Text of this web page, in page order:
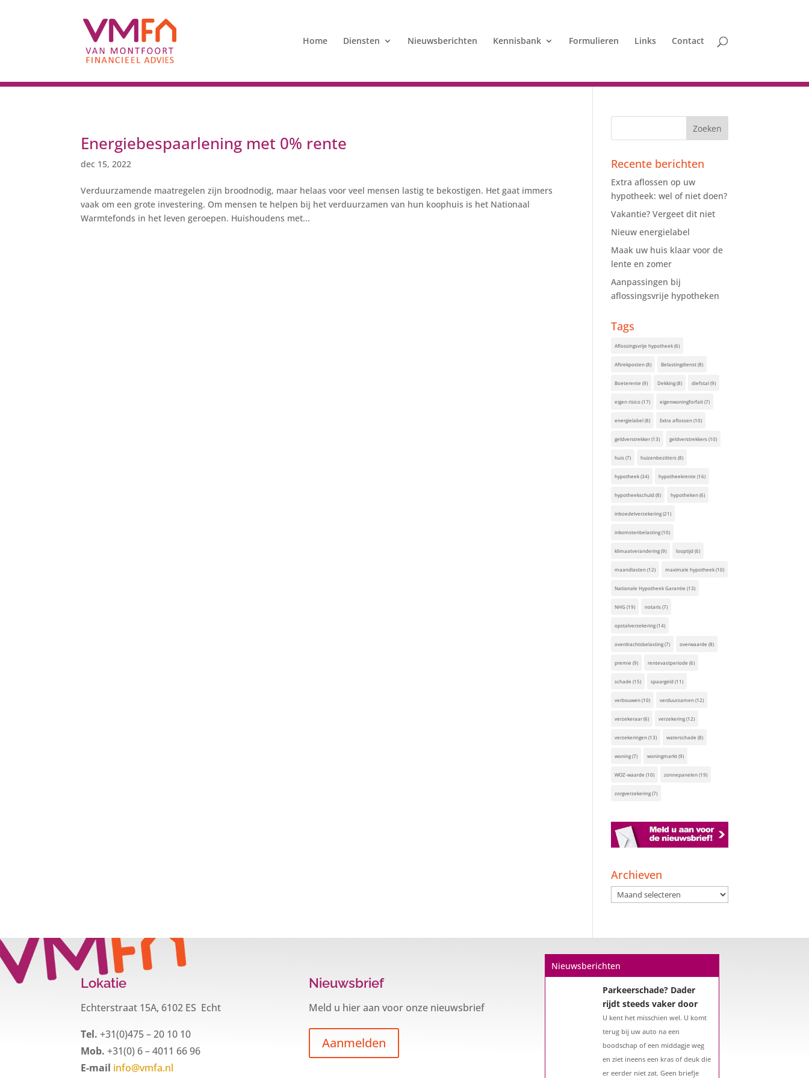
Home Diensten Nieuwsberichten Kennisbank Formulieren Links Contact
Energiebespaarlening met 0% rente
dec 15, 2022
Verduurzamende maatregelen zijn broodnodig, maar helaas voor veel mensen lastig te bekostigen. Het gaat immers
vaak om een grote investering. Om mensen te helpen bij het verduurzamen van hun koophuis is het Nationaal
Warmtefonds in het leven geroepen. Huishoudens met...
Recente berichten
Extra aflossen op uw
hypotheek: wel of niet doen?
Vakantie? Vergeet dit niet
Nieuw energielabel
Maak uw huis klaar voor de
lente en zomer
Aanpassingen bij
aflossingsvrije hypotheken
Tags
Aflossingsvrije hypotheek(6)
Aftrekposten(8) Belastingdienst(8)
Boeterente (9) Dekking(8) diefstal(9)
eigen risico(17) eigenwoningforfait(7)
energielabel(8) Extra aflossen(10)
geldverstrekker(13) geldverstrekkers(10)
huis(7) huizenbezitters(8)
hypotheek(34) hypotheekrente (16)
hypotheekschuld(8) hypotheken(6)
inboedelverzekering(21)
inkomstenbelasting(10)
klimaatverandering(9) looptijd(6)
maandlasten(12) maximale hypotheek(10)
Nationale Hypotheek Garantie (13)
NHG(19) notaris(7)
opstalverzekering(14)
overdrachtsbelasting(7) overwaarde (8)
premie (9) rentevastperiode (6)
schade (15) spaargeld(11)
verbouwen(10) verduurzamen(12)
verzekeraar(6) verzekering(12)
verzekeringen(13) waterschade (8)
woning(7) woningmarkt(9)
WOZ-waarde (10) zonnepanelen(19)
zorgverzekering(7)
Archieven
Archieven
Lokatie
Echterstraat 15A, 6102 ES Echt
Tel. +31(0)475 – 20 10 10
Mob. +31(0) 6 – 4011 66 96
E-mail info@vmfa.nl
Nieuwsbrief
Meld u hier aan voor onze nieuwsbrief
Aanmelden
Nieuwsberichten
Parkeerschade? Dader
rijdt steeds vaker door
U kent het misschien wel. U komt
terug bij uw auto na een
boodschap of een middagje weg
en ziet ineens een kras of deuk die
er eerder niet zat. Geen briefje